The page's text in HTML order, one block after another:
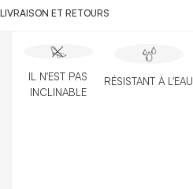
LIVRAISON ET RETOURS
IL N'EST PAS
INCLINABLE
RÉSISTANT À L'EAU